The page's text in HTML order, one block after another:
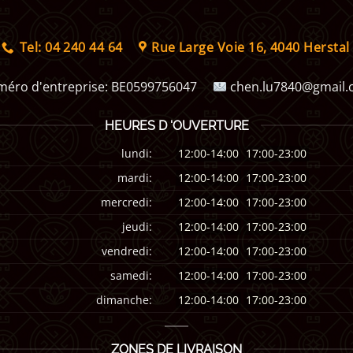
Tel: 04 240 44 64 Rue Large Voie 16, 4040 Herstal
d'entreprise: BE0599756047
HEURES D 'OUVERTURE
lundi:
12:00-14:00 17:00-23:00
mardi:
12:00-14:00 17:00-23:00
mercredi:
12:00-14:00 17:00-23:00
jeudi:
12:00-14:00 17:00-23:00
vendredi:
12:00-14:00 17:00-23:00
samedi:
12:00-14:00 17:00-23:00
dimanche:
12:00-14:00 17:00-23:00
ZONES DE LIVRAISON